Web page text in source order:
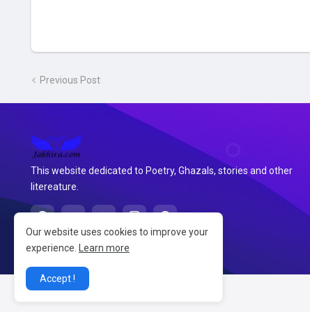
Previous Post
This website dedicated to Poetry, Ghazals, stories and other
litereature.
Our website uses cookies to improve your
experience.
Learn more
Accept !